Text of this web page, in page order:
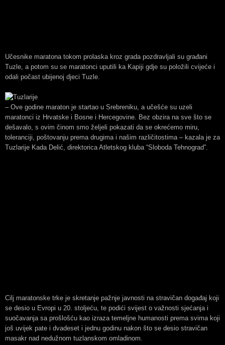
Učesnike maratona tokom prolaska kroz grada pozdravljali su građani
Tuzle, a potom su se maratonci uputili ka Kapiji gdje su položili cvijeće i
odali počast ubijenoj djeci Tuzle.
– Ove godine maraton je startao u Srebreniku, a učešće su uzeli
maratonci iz Hrvatske i Bosne i Hercegovine. Bez obzira na sve što se
dešavalo, s ovim činom smo željeli pokazati da se okrećemo miru,
toleranciji, poštovanju prema drugima i našim različitostima – kazala je za
Tuzlarije Kada Delić, direktorica Atletskog kluba “Sloboda Tehnograd”.
Cilj maratonske trke je skretanje pažnje javnosti na stravičan događaj koji
se desio u Evropi u 20. stoljeću, te podići svijest o važnosti sjećanja i
suočavanja sa prošlošću kao izraza temeljne humanosti prema svima koji
još uvijek pate i dvadeset i jednu godinu nakon što se desio stravičan
masakr nad nedužnom tuzlanskom omladinom.